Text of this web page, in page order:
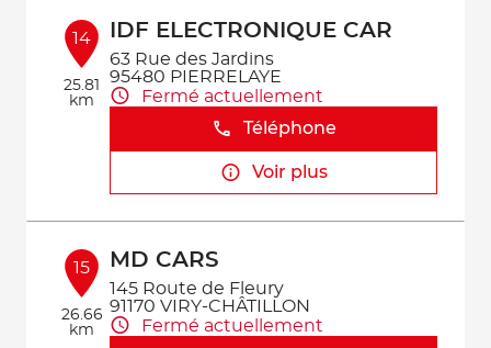
14
25.81
km
IDF ELECTRONIQUE CAR
63 Rue des Jardins
95480 PIERRELAYE
Fermé actuellement
Téléphone
Voir plus
15
26.66
km
MD CARS
145 Route de Fleury
91170 VIRY-CHÂTILLON
Fermé actuellement